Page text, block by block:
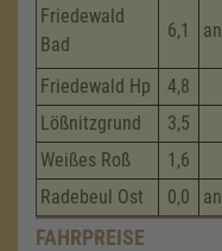
Friedewald
Bad
6,1 an
Friedewald Hp
4,8
Lößnitzgrund
3,5
Weißes Roß
1,6
Radebeul Ost
0,0 an
FAHRPREISE